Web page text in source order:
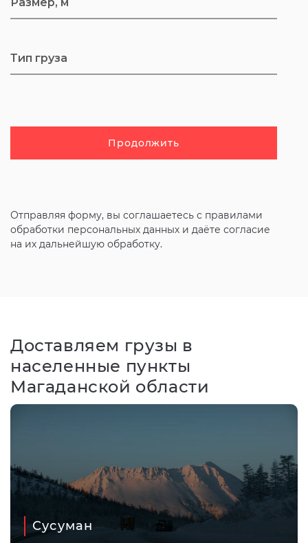
Продолжить
Отправляя форму, вы соглашаетесь с правилами
обработки персональных данных и даёте согласие
на их дальнейшую обработку.
Доставляем грузы в
населенные пункты
Магаданской области
Сусуман